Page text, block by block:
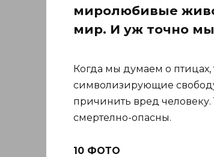
миролюбивые
мир. И уж точно
Когда мы думаем о
символизирующие
причинить вред
смертелно-опасны.
10 ФОТО